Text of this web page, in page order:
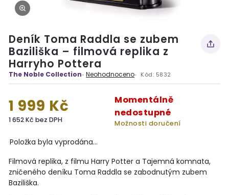
Deník Toma Raddla se zubem
Baziliška – filmová replika z
Harryho Pottera
The Noble Collection Neohodnoceno Kód: 5832
1 999 Kč
1 652 Kč bez DPH
Momentálně
nedostupné
Možnosti doručení
Položka byla vyprodána…
Filmová replika, z filmu Harry Potter a Tajemná komnata,
zničeného deníku Toma Raddla se zabodnutým zubem
Baziliška.